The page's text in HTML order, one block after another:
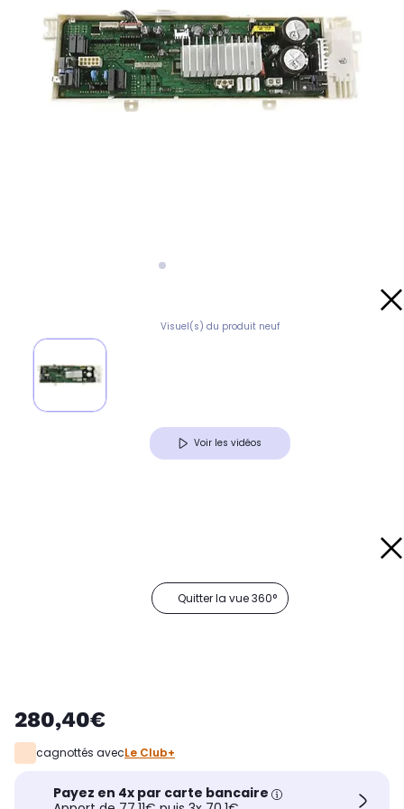
Visuel(s) du produit neuf
Voir les vidéos
Quitter la vue 360°
280,40€
cagnottés avecLe Club+
Payez en 4x par carte bancaire